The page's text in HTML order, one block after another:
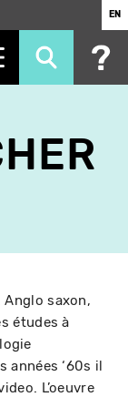
EN
Anglo saxon,
études à
années ‘60s il
L’oeuvre